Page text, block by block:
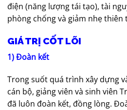
điện (năng lượng tái tạo), tài
phòng chống và giảm nhẹ thiên
GIÁ TRỊ CỐT LÕI
1) Đoàn kết
Trong suốt quá trình xây dựng
cán bộ, giảng viên và sinh viên
đã luôn đoàn kết, đồng lòng.